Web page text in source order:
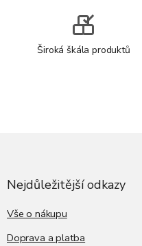
Široká škála produktů
Nejdůležitější odkazy
Vše o nákupu
Doprava a platba